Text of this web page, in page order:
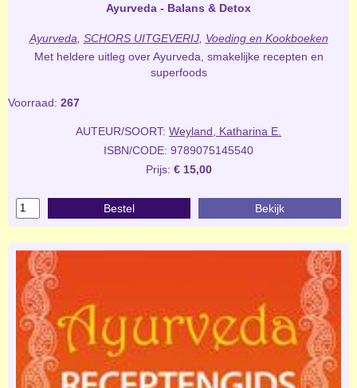
Ayurveda - Balans & Detox
Ayurveda SCHORS UITGEVERIJ, Voeding en Kookboeken
Met heldere uitleg over Ayurveda, smakelijke recepten en
superfoods
Voorraad: 267
AUTEUR/SOORT: Weyland, Katharina E.
ISBN/CODE: 9789075145540
Prijs: € 15,00
Bestel Bekijk